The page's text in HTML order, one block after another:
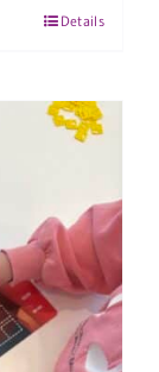
Details